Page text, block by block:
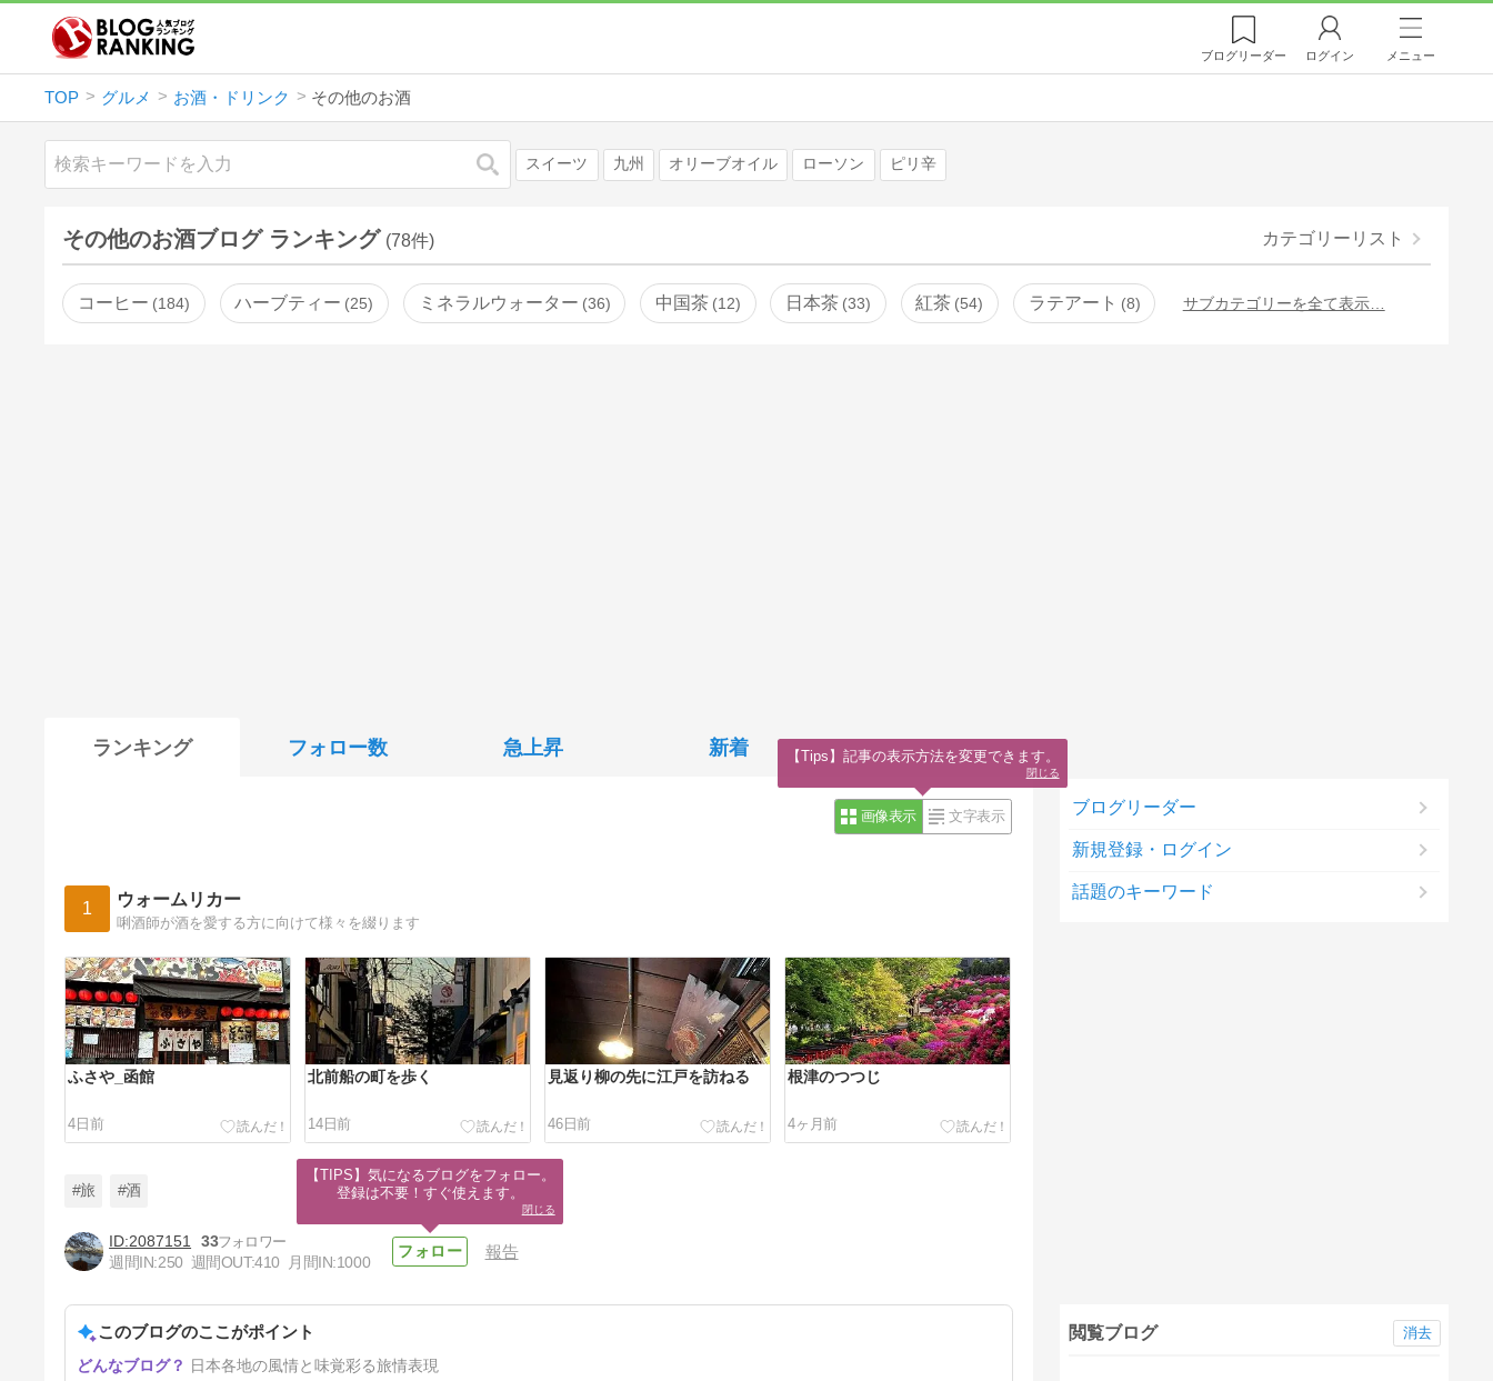
ブログリーダー ログイン メニュー
TOP グルメ お酒・ドリンク その他のお酒
検索 スイーツ 九州 オリーブオイル ローソン ピリ辛
その他のお酒ブログ ランキング (78件) カテゴリーリスト
コーヒー 184 ハーブティー 25 ミネラルウォーター 36 中国茶 12 日本茶 33 紅茶 54 ラテアート 8 サブカテゴリーを全て表示…
ランキング フォロー数 急上昇 新着
画像表示 文字表示
1 ウォームリカー
唎酒師が酒を愛する方に向けて様々を綴ります
ふさや_函館
4日前
北前船の町を歩く
14日前
見返り柳の先に江戸を訪ねる
46日前
根津のつつじ
4ヶ月前
4ヶ月前
#旅 #酒
2087151
33
週間IN:250 週間OUT:410 月間IN:1000
報告
このブログのここがポイント
日本各地の風情と味覚彩る旅情表現
ブログリーダー
新規登録・ログイン
話題のキーワード
閲覧ブログ 消去
【TIPS】気になるブログをフォロー。
登録は不要！すぐ使えます。
閉じる
【Tips】記事の表示方法を変更できます。
閉じる